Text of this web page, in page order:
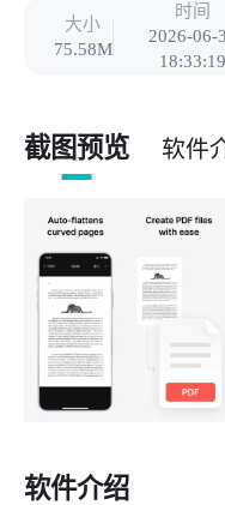
大小
75.58M
时间
2026-06-
18:33:19
截图预览 软件
软件介绍